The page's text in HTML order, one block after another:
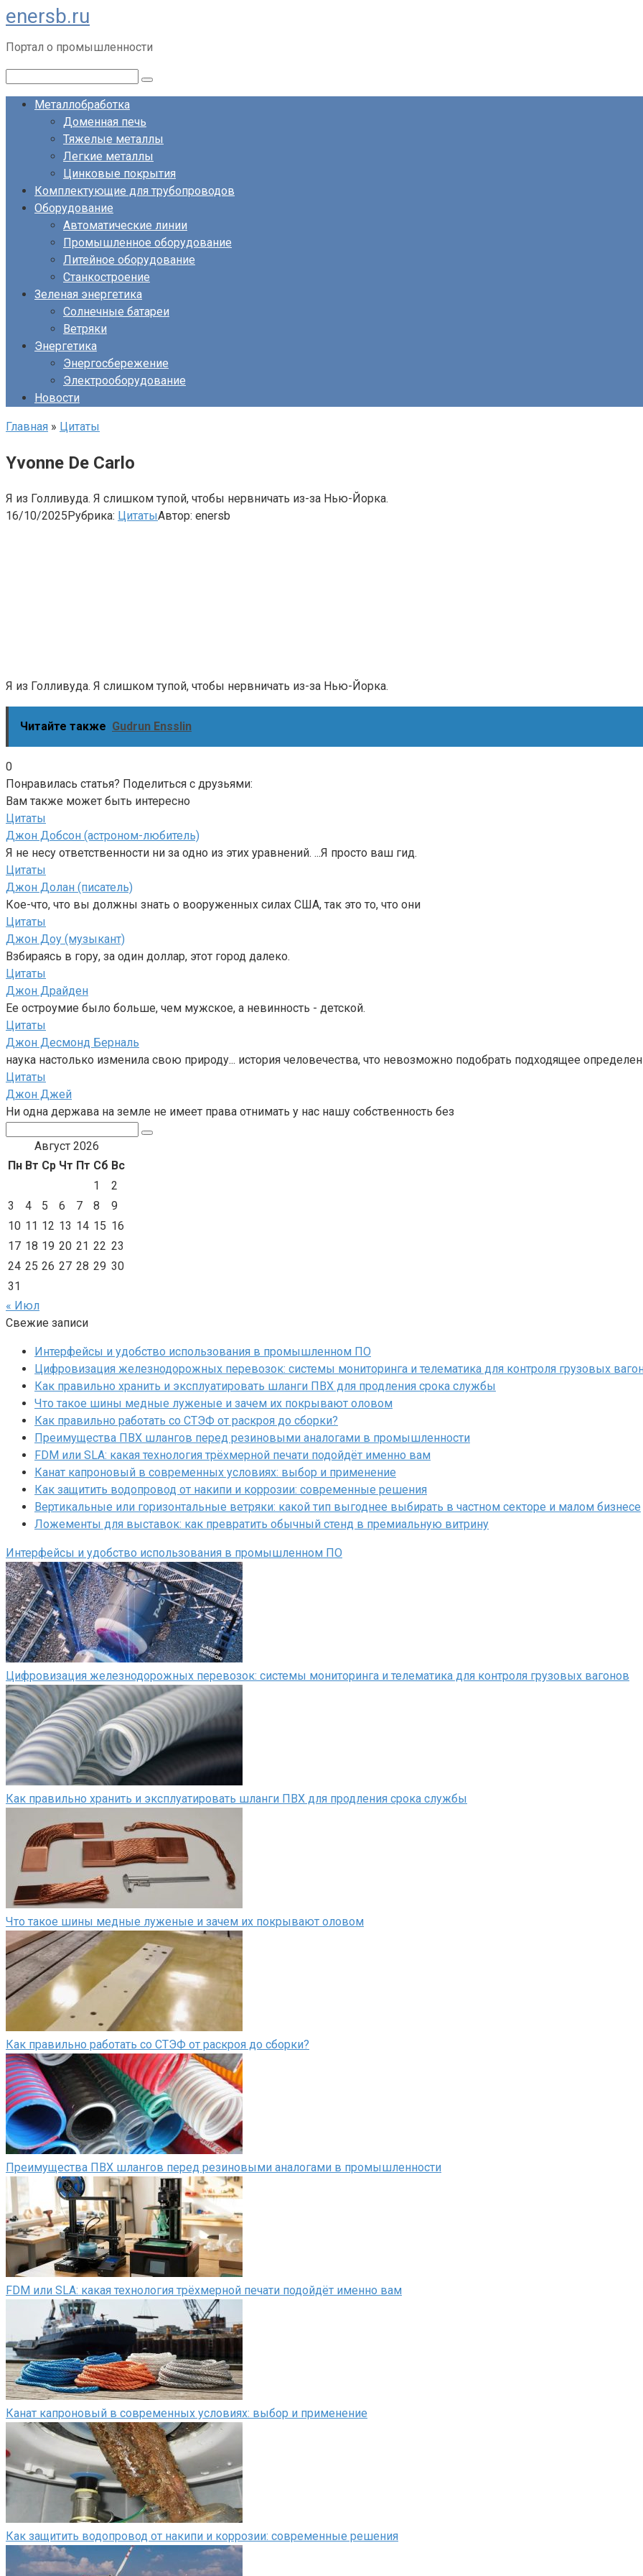
Перейти
к
контенту
enersb.ru
Портал о промышленности
Металлобработка
Доменная печь
Тяжелые металлы
Легкие металлы
Цинковые покрытия
Комплектующие для трубопроводов
Оборудование
Автоматические линии
Промышленное оборудование
Литейное оборудование
Станкостроение
Зеленая энергетика
Солнечные батареи
Ветряки
Энергетика
Энергосбережение
Электрооборудование
Новости
Главная » Цитаты
Yvonne De Carlo
Я из Голливуда. Я слишком тупой, чтобы нервничать из-за Нью-Йорка.
16/10/2025Рубрика: ЦитатыАвтор: enersb
Я из Голливуда. Я слишком тупой, чтобы нервничать из-за Нью-Йорка.
Читайте также Gudrun Ensslin
0
Понравилась статья? Поделиться с друзьями:
Вам также может быть интересно
Цитаты
Джон Добсон (астроном-любитель)
Я не несу ответственности ни за одно из этих уравнений. ...Я просто ваш гид.
Цитаты
Джон Долан (писатель)
Кое-что, что вы должны знать о вооруженных силах США, так это то, что они
Цитаты
Джон Доу (музыкант)
Взбираясь в гору, за один доллар, этот город далеко.
Цитаты
Джон Драйден
Ее остроумие было больше, чем мужское, а невинность - детской.
Цитаты
Джон Десмонд Берналь
наука настолько изменила свою природу... история человечества, что невозможно подобрать подходящее
Цитаты
Джон Джей
Ни одна держава на земле не имеет права отнимать у нас нашу собственность без
Август 2026
Пн Вт Ср Чт Пт Сб Вс
1
2
3
4 5 6 7 8
9
10 11 12 13 14 15 16
17 18 19 20 21 22 23
24 25 26 27 28 29 30
31
« Июл
Свежие записи
Интерфейсы и удобство использования в промышленном ПО
Цифровизация железнодорожных перевозок: системы мониторинга и телематика для контроля грузовых
Как правильно хранить и эксплуатировать шланги ПВХ для продления срока службы
Что такое шины медные луженые и зачем их покрывают оловом
Как правильно работать со СТЭФ от раскроя до сборки?
Преимущества ПВХ шлангов перед резиновыми аналогами в промышленности
FDM или SLA: какая технология трёхмерной печати подойдёт именно вам
Канат капроновый в современных условиях: выбор и применение
Как защитить водопровод от накипи и коррозии: современные решения
Вертикальные или горизонтальные ветряки: какой тип выгоднее выбирать в частном секторе и малом бизнесе
Ложементы для выставок: как превратить обычный стенд в премиальную витрину
Интерфейсы и удобство использования в промышленном ПО
Цифровизация железнодорожных перевозок: системы мониторинга и телематика для контроля грузовых вагонов
Как правильно хранить и эксплуатировать шланги ПВХ для продления срока службы
Что такое шины медные луженые и зачем их покрывают оловом
Как правильно работать со СТЭФ от раскроя до сборки?
Преимущества ПВХ шлангов перед резиновыми аналогами в промышленности
FDM или SLA: какая технология трёхмерной печати подойдёт именно вам
Канат капроновый в современных условиях: выбор и применение
Как защитить водопровод от накипи и коррозии: современные решения